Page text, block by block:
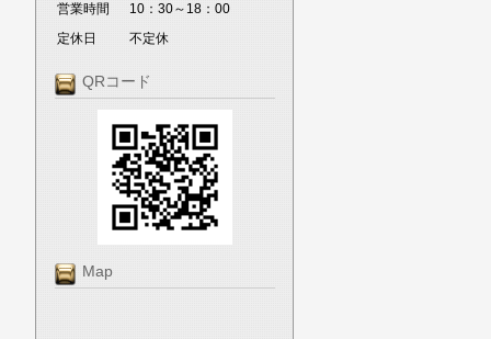
営業時間
10：30～18：00
定休日
不定休
QRコード
Map